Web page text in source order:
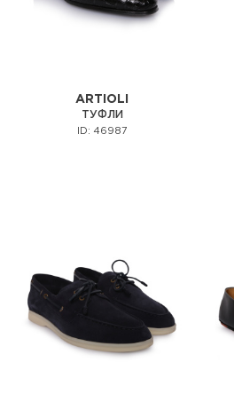
ARTIOLI
ТУФЛИ
ID: 46987